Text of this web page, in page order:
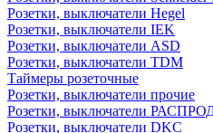
Розетки, выключатели Hegel
Розетки, выключатели IEK
Розетки, выключатели ASD
Розетки, выключатели TDM
Таймеры розеточные
Розетки, выключатели прочие
Розетки, выключатели
Розетки, выключатели DKC